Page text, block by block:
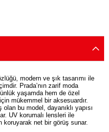
modern ve şık tasarımı ile
Prada’nın zarif moda
yaşamda hem de özel
mükemmel bir aksesuardır.
bu model, dayanıklı yapısı
UV korumalı lensleri ile
koruyarak net bir görüş sunar.